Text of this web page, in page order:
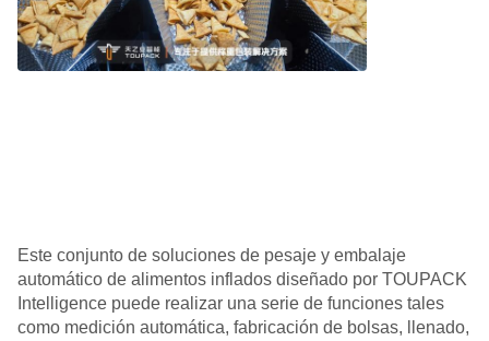
Este conjunto de soluciones de pesaje y embalaje
automático de alimentos inflados diseñado por TOUPACK
Intelligence puede realizar una serie de funciones tales
como medición automática, fabricación de bolsas, llenado,